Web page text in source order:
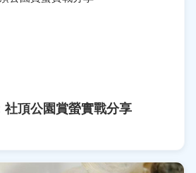
頂公園賞螢實戰分享